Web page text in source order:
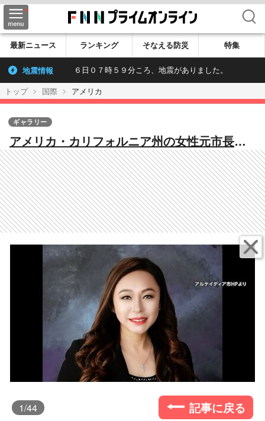
検索
最新ニュース ランキング そなえる防災 特集
地震情報 ６日０７時５９分ころ、地震がありました。
トップ 国際 アメリカ
アメリカ・カリフォルニア州の女性元市長が
中国政府の指示で“影響工作”か 起訴され市
長職を辞任
ギャラリー
1/44 記事に戻る